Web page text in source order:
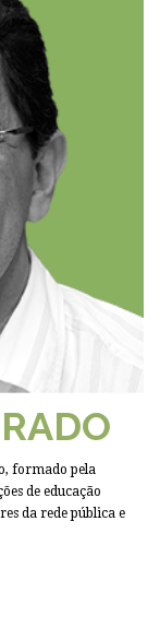
formado pela
de educação
da rede pública e